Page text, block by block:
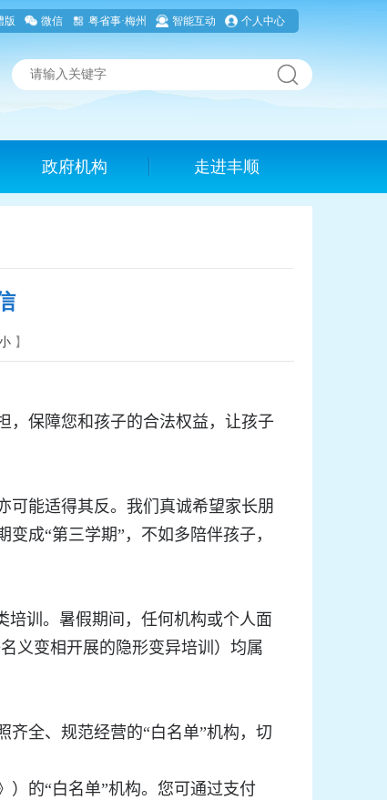
版 微信 粤省事·梅州 智能互动 个人中心
政府机构 走进丰顺
】
保障您和孩子的合法权益，让孩子
能适得其反。我们真诚希望家长朋
成“第三学期”，不如多陪伴孩子，
训。暑假期间，任何机构或个人面
义变相开展的隐形变异培训）均属
全、规范经营的“白名单”机构，切
）的“白名单”机构。您可通过支付